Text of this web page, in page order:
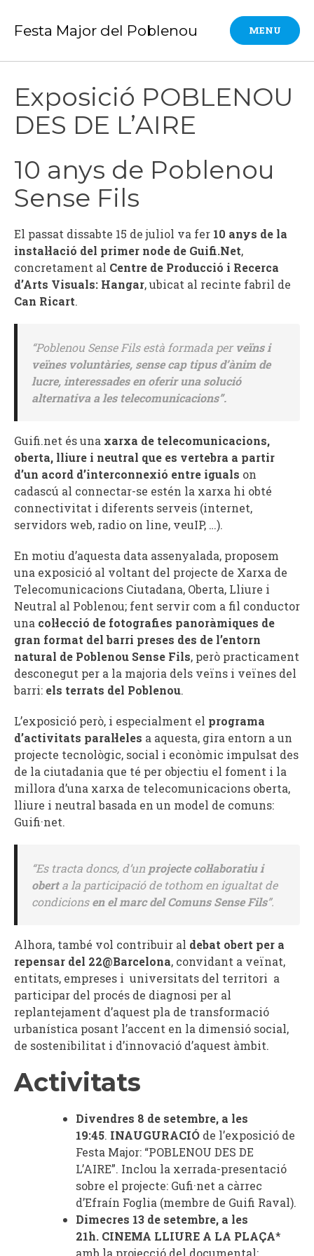
Festa Major del Poblenou MENU
Exposició POBLENOU
DES DE L’AIRE
10 anys de Poblenou
Sense Fils
El passat dissabte 15 de juliol va fer 10 anys de la
instal·lació del primer node de Guifi.Net,
concretament al Centre de Producció i Recerca
d’Arts Visuals: Hangar, ubicat al recinte fabril de
Can Ricart.
“Poblenou Sense Fils està formada per veïns i
veïnes voluntàries, sense cap tipus d’ànim de
lucre, interessades en oferir una solució
alternativa a les telecomunicacions”.
Guifi.net és una xarxa de telecomunicacions,
oberta, lliure i neutral que es vertebra a partir
d’un acord d’interconnexió entre iguals on
cadascú al connectar-se estén la xarxa hi obté
connectivitat i diferents serveis (internet,
servidors web, radio on line, veuIP, …).
En motiu d’aquesta data assenyalada, proposem
una exposició al voltant del projecte de Xarxa de
Telecomunicacions Ciutadana, Oberta, Lliure i
Neutral al Poblenou; fent servir com a fil conductor
una col·lecció de fotografies panoràmiques de
gran format del barri preses des de l’entorn
natural de Poblenou Sense Fils, però practicament
desconegut per a la majoria dels veïns i veïnes del
barri: els terrats del Poblenou.
L’exposició però, i especialment el programa
d’activitats paral·leles a aquesta, gira entorn a un
projecte tecnològic, social i econòmic impulsat des
de la ciutadania que té per objectiu el foment i la
millora d’una xarxa de telecomunicacions oberta,
lliure i neutral basada en un model de comuns:
Guifi·net.
“Es tracta doncs, d’un projecte col·laboratiu i
oberta la participació de tothom en igualtat de
condicionsen el marc del Comuns Sense Fils”.
Alhora, també vol contribuir al debat obert per a
repensar del 22@Barcelona, convidant a veïnat,
entitats, empreses i universitats del territori a
participar del procés de diagnosi per al
replantejament d’aquest pla de transformació
urbanística posant l’accent en la dimensió social,
de sostenibilitat i d’innovació d’aquest àmbit.
Activitats
Divendres 8 de setembre, a les
19:45. INAUGURACIÓ de l’exposició de
Festa Major: “POBLENOU DES DE
L’AIRE”. Inclou la xerrada-presentació
sobre el projecte: Gufi·net a càrrec
d’Efraín Foglia (membre de Guifi Raval).
Dimecres 13 de setembre, a les
21h. CINEMA LLIURE A LA PLAÇA*
amb la projecció del documental: